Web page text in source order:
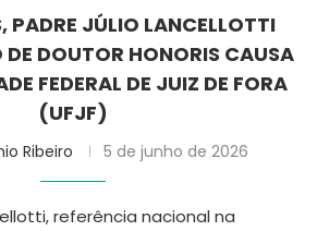
PADRE JÚLIO LANCELLOTTI
DE DOUTOR HONORIS CAUSA
FEDERAL DE JUIZ DE FORA
(UFJF)
Ribeiro 5 de junho de 2026
referência nacional na